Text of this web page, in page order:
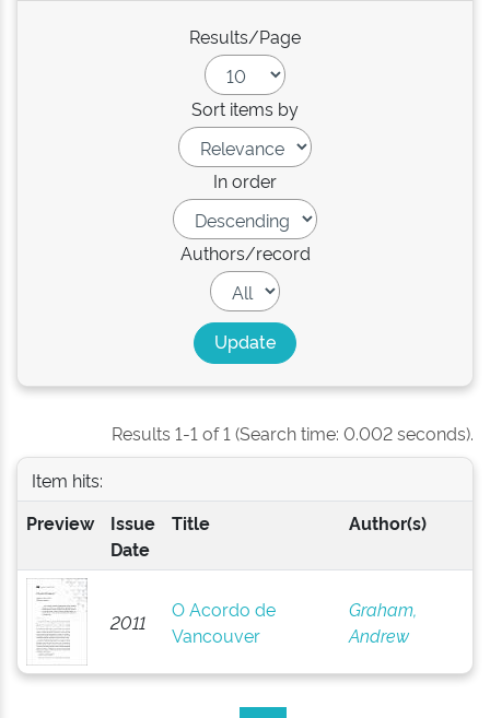
Results/Page
Sort items by
In order
Authors/record
Results 1-1 of 1 (Search time: 0.002 seconds).
Item hits:
Preview
Issue
Date
Title Author(s)
2011
O Acordo de
Vancouver
Graham,
Andrew